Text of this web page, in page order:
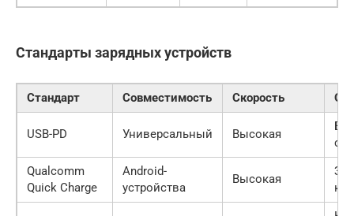
Стандарты зарядных устройств
Стандарт Совместимость Скорость
USB-PD Универсальный Высокая
Qualcomm
Quick Charge
Android-
устройства
Высокая